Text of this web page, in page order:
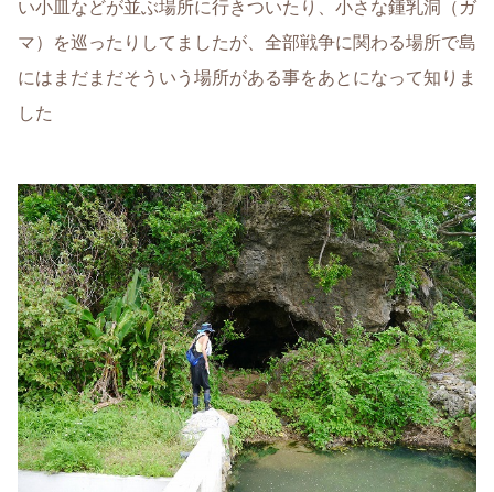
い小皿などが並ぶ場所に行きついたり、小さな鍾乳洞（ガ
マ）を巡ったりしてましたが、全部戦争に関わる場所で島
にはまだまだそういう場所がある事をあとになって知りま
した